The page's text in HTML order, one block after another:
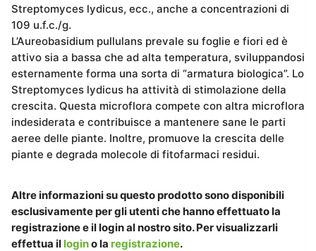
Streptomyces lydicus, ecc., anche a concentrazioni di
109 u.f.c./g.
L’Aureobasidium pullulans prevale su foglie e fiori ed è
attivo sia a bassa che ad alta temperatura, sviluppandosi
esternamente forma una sorta di “armatura biologica”. Lo
Streptomyces lydicus ha attività di stimolazione della
crescita. Questa microflora compete con altra microflora
indesiderata e contribuisce a mantenere sane le parti
aeree delle piante. Inoltre, promuove la crescita delle
piante e degrada molecole di fitofarmaci residui.
Altre informazioni su questo prodotto sono disponibili
esclusivamente per gli utenti che hanno effettuato la
registrazione e il login al nostro sito. Per visualizzarli
effettua il logino la registrazione.